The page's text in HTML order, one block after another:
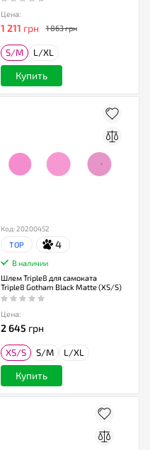
Цена:
1 211 грн 1 863 грн
S/M L/XL
Купить
Код: 20200452
TOP 4
В наличии
Шлем Triple8 для самоката
Triple8 Gotham Black Matte (XS/S)
Цена:
2 645 грн
XS/S S/M L/XL
Купить